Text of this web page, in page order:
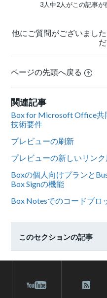
3人中2人がこの記事
他にご質問がございました
ページの先頭へ戻る
関連記事
Box for Microsoft Office共
技術要件
プレビューの刷新
プレビューの新しいリン
Boxの個人向けプランと
Box Signの機能
Box Notesでのコードブロ
このセクションの記事